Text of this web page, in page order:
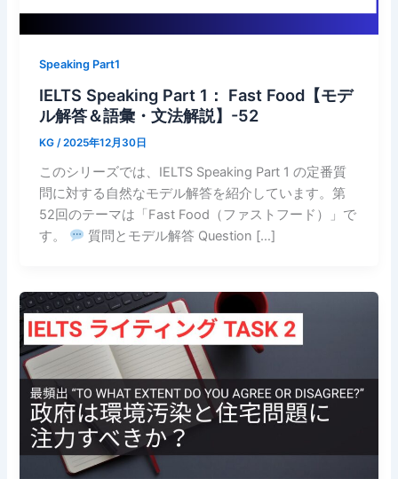
Speaking Part1
IELTS Speaking Part 1： Fast Food【モデ
ル解答＆語彙・文法解説】-52
KG/2025年12月30日
このシリーズでは、IELTS Speaking Part 1 の定番質
問に対する自然なモデル解答を紹介しています。第
52回のテーマは「Fast Food（ファストフード）」で
す。
質問とモデル解答 Question […]